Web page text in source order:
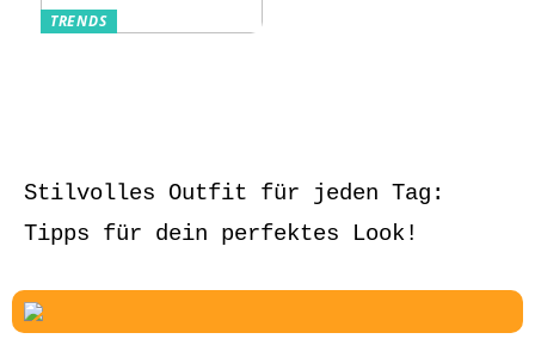
TRENDS
Stilvolles Outfit für jeden Tag:
Tipps für dein perfektes Look!